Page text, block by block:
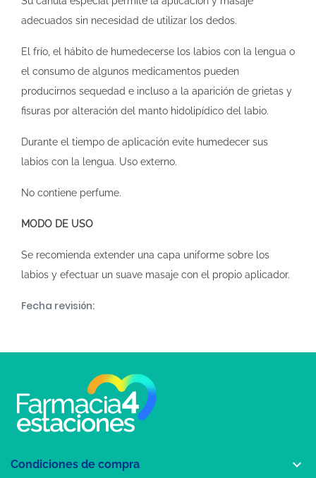
adecuados sin necesidad de utilizar los dedos.
El frío, el hábito de humedecerse los labios con la lengua o
el consumo de algunos medicamentos pueden
producirnos sequedad e incluso a la aparición de grietas y
fisuras por alteración del manto hidolipídico del labio.
Durante el tiempo de aplicación evite humedecer sus
labios con la lengua. Uso externo.
No contiene perfume.
MODO DE USO
Se recomienda extender una capa uniforme sobre los
labios y efectuar un suave masaje con el propio aplicador.
Fecha revisión:
Condiciones de compra 